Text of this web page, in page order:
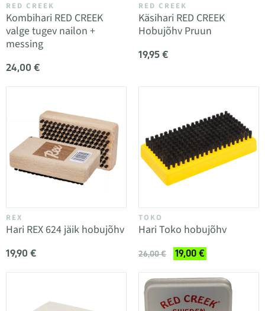
RED CREEK
Kombihari RED CREEK
valge tugev nailon +
messing
24,00 €
RED CREEK
Käsihari RED CREEK
Hobujõhv Pruun
19,95 €
REX
Hari REX 624 jäik hobujõhv
19,90 €
TOKO
Hari Toko hobujõhv
26,00 € 19,00 €